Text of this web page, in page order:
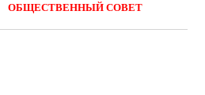
ОБЩЕСТВЕННЫЙ СОВЕТ